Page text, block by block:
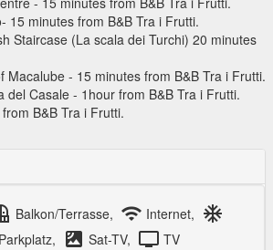
15 minutes from B&B Tra i Frutti.
Staircase (La scala dei Turchi) 20 minutes
Macalube - 15 minutes from B&B Tra i Frutti.
del Casale - 1hour from B&B Tra i Frutti.
B&B Tra i Frutti.
Balkon/Terrasse, wifi Internet, ac_unit
Parkplatz, satellite Sat-TV, tv TV